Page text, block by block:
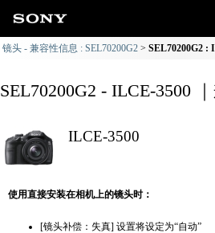
镜头 - 兼容性信息 : SEL70200G2 SEL70200G2 :
SEL70200G2 - ILCE-3500
ILCE-3500
使用直接安装在相机上的镜头时：
[镜头补偿：失真] 设置将设定为“自动”